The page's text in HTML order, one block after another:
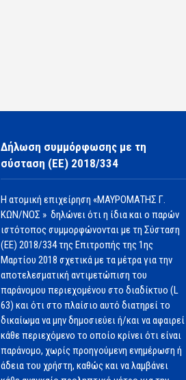
Δήλωση συμμόρφωσης με τη
σύσταση (ΕΕ) 2018/334
Η ατομική επιχείρηση «ΜΑΥΡΟΜΑΤΗΣ Γ.
ΚΩΝ/ΝΟΣ » δηλώνει ότι η ίδια και ο παρών
ιστότοπος συμμορφώνονται με τη Σύσταση
(ΕΕ) 2018/334 της Επιτροπής της 1ης
Μαρτίου 2018 σχετικά με τα μέτρα για την
αποτελεσματική αντιμετώπιση του
παράνομου περιεχομένου στο διαδίκτυο (L
63) και ότι στο πλαίσιο αυτό διατηρεί το
δικαίωμα να μην δημοσιεύει ή/και να αφαιρεί
κάθε περιεχόμενο το οποίο κρίνει ότι είναι
παράνομο, χωρίς προηγούμενη ενημέρωση ή
άδεια του χρήστη, καθώς και να λαμβάνει